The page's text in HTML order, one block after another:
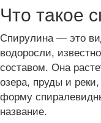
Что такое
Спирулина — это
водоросли,
составом. Она
озера, пруды и
форму
название.